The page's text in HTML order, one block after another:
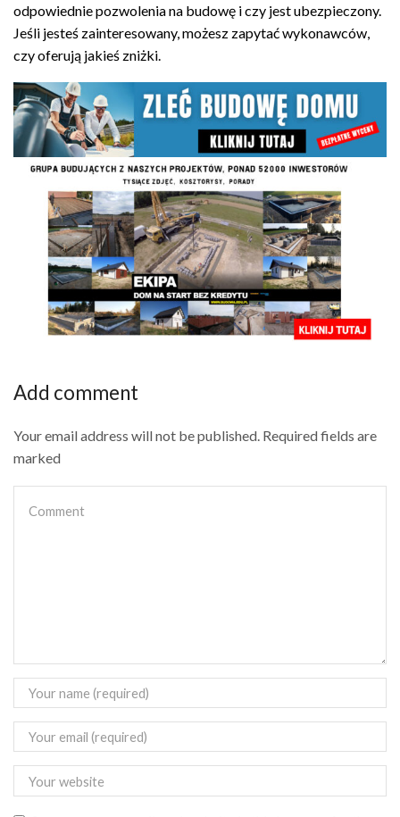
odpowiednie pozwolenia na budowę i czy jest ubezpieczony.
Jeśli jesteś zainteresowany, możesz zapytać wykonawców,
czy oferują jakieś zniżki.
Add comment
Your email address will not be published. Required fields are
marked